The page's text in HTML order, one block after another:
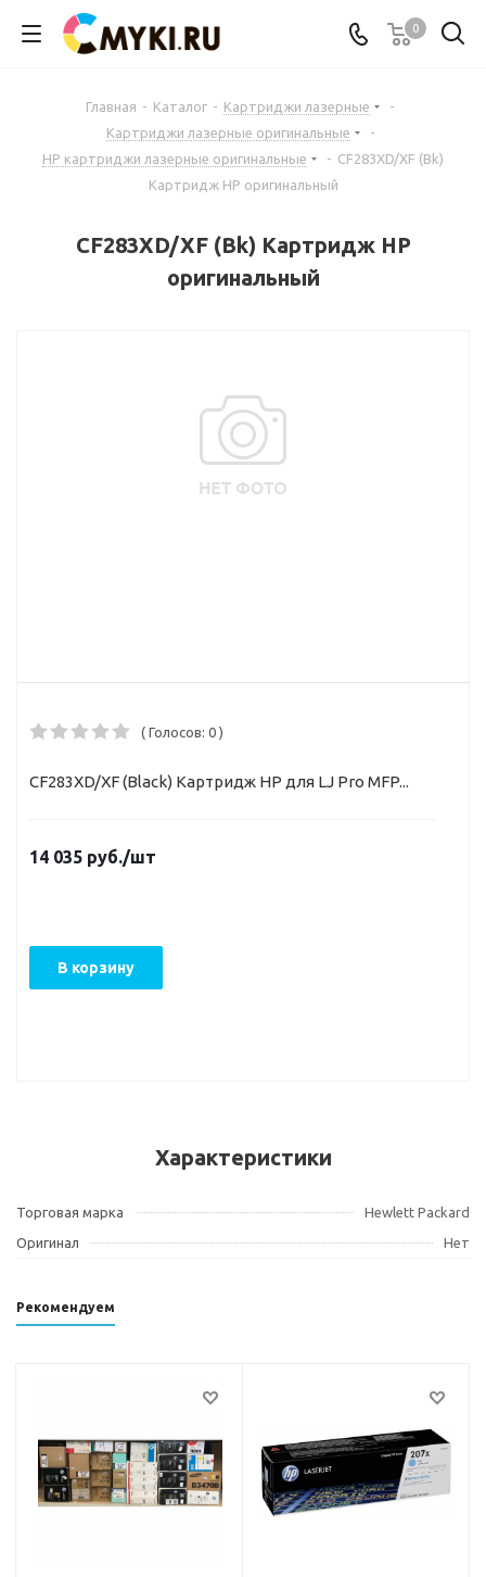
0
Главная - Каталог - Картриджи лазерные
-
Картриджи лазерные оригинальные
-
HP картриджи лазерные оригинальные
- CF283XD/XF (Bk)
Картридж HP оригинальный
CF283XD/XF (Bk) Картридж HP
оригинальный
( Голосов: 0 )
CF283XD/XF (Black) Картридж HP для LJ Pro MFP...
14 035 руб./шт
В корзину
Характеристики
Торговая марка
Hewlett Packard
Оригинал
Нет
Рекомендуем